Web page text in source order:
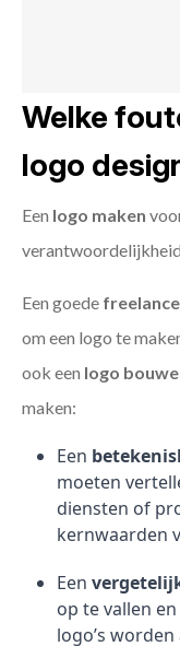
Welke
logo
Een logo maken
Een goede freelance
om een logo te
ook een logo
maken:
Een
moeten
diensten of
kernwaarden
Een
op te vallen
logo’s